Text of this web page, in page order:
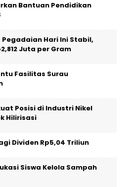
Bantuan Pendidikan
Pegadaian Hari Ini Stabil,
Juta per Gram
Fasilitas Surau
Posisi di Industri Nikel
Hilirisasi
Dividen Rp5,04 Triliun
Siswa Kelola Sampah